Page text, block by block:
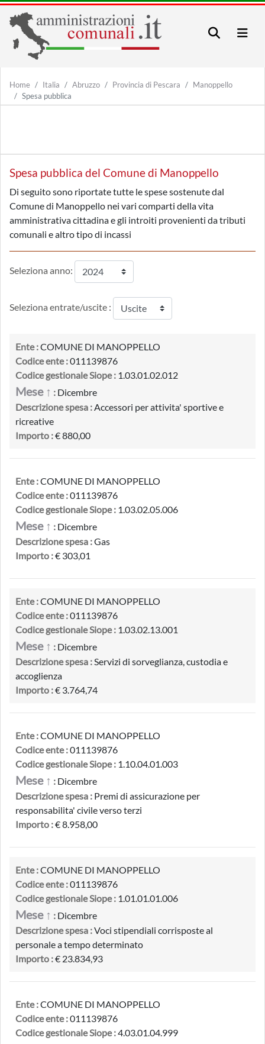
Home Italia Abruzzo Provincia di Pescara
Manoppello
Spesa pubblica
Spesa pubblica del Comune di Manoppello
Di seguito sono riportate tutte le spese sostenute dal
Comune di Manoppello nei vari comparti della vita
amministrativa cittadina e gli introiti provenienti da tributi
comunali e altro tipo di incassi
Seleziona anno:
Seleziona entrate/uscite :
Ente :COMUNE DI MANOPPELLO
Codice ente :011139876
Codice gestionale Siope : 1.03.01.02.012
Mese ↑ : Dicembre
Descrizione spesa :Accessori per attivita' sportive e
ricreative
Importo :€ 880,00
Ente :COMUNE DI MANOPPELLO
Codice ente :011139876
Codice gestionale Siope : 1.03.02.05.006
Mese ↑ : Dicembre
Descrizione spesa :Gas
Importo :€ 303,01
Ente :COMUNE DI MANOPPELLO
Codice ente :011139876
Codice gestionale Siope : 1.03.02.13.001
Mese ↑ : Dicembre
Descrizione spesa :Servizi di sorveglianza, custodia e
accoglienza
Importo :€ 3.764,74
Ente :COMUNE DI MANOPPELLO
Codice ente :011139876
Codice gestionale Siope : 1.10.04.01.003
Mese ↑ : Dicembre
Descrizione spesa : Premi di assicurazione per
responsabilita' civile verso terzi
Importo :€ 8.958,00
Ente :COMUNE DI MANOPPELLO
Codice ente :011139876
Codice gestionale Siope : 1.01.01.01.006
Mese ↑ : Dicembre
Descrizione spesa :Voci stipendiali corrisposte al
personale a tempo determinato
Importo :€ 23.834,93
Ente :COMUNE DI MANOPPELLO
Codice ente :011139876
Codice gestionale Siope :4.03.01.04.999